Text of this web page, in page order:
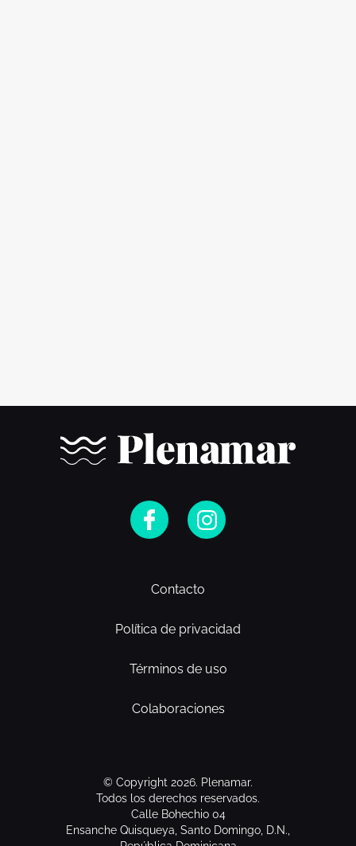
Contacto
Política de privacidad
Términos de uso
Colaboraciones
© Copyright 2026. Plenamar.
Todos los derechos reservados.
Calle Bohechio 04
Ensanche Quisqueya, Santo Domingo, D.N.,